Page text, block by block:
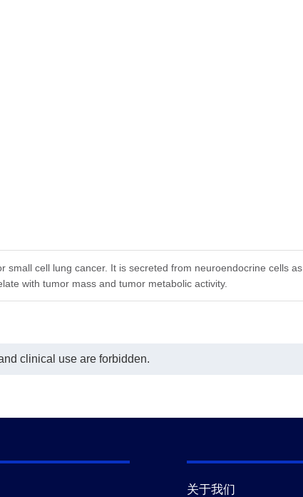
small cell lung cancer. It is secreted from neuroendocrine cells
with tumor mass and tumor metabolic activity.
clinical use are forbidden.
关于我们